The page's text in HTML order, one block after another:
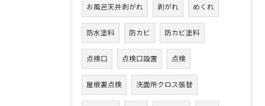
お風呂天井剥がれ 剥がれ めくれ
防水塗料 防カビ 防カビ塗料
点検口 点検口設置 点検
屋根裏点検 洗面所クロス張替